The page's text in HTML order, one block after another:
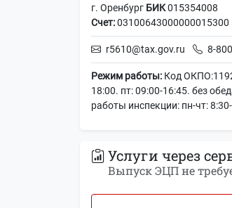
г. Оренбург БИК015354008
Счет:03100643000000015300
r5610@tax.gov.ru 8-
Режим работы: Код
18:00. пт: 09:00-16:45. без
работы инспекции: пн-чт:
Услуги через
Выпуск ЭЦП не